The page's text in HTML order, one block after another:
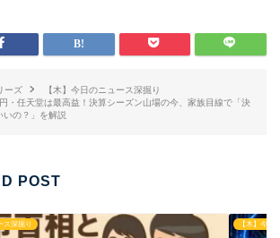
ーズ
【木】今日のニュース深掘り
・任天堂は最高益！決算シーズン山場の今、家族目線で「決
いの？」を解説
POST
ス深掘り 【木】今日